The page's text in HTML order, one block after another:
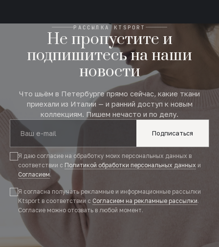
РАССЫЛКА KTSPORT
Не пропустите и
подпишитесь на наши
новости
Что шьём в Петербурге прямо сейчас, какие ткани
приехали из Италии — и ранний доступ к новым
коллекциям. Пишем нечасто и по делу.
Подписаться
Я даю согласие на обработку моих персональных данных в
соответствии с Политикой обработки персональных данных и
Согласием.
Я согласна получать рекламные и информационные рассылки
Ktsport в соответствии с Согласием на рекламные рассылки.
Согласие можно отозвать в любой момент.